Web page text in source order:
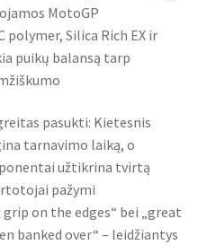
MotoGP
Silica Rich EX ir
puikų balansą tarp
pasukti: Kietesnis
tarnavimo laiką, o
užtikrina tvirtą
pažymi
on the edges“ bei „great
banked over“ – leidžiantys